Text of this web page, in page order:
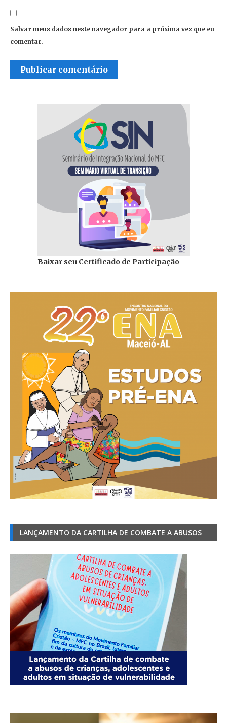
Salvar meus dados neste navegador para a próxima vez que eu
comentar.
Baixar seu Certificado de Participação
LANÇAMENTO DA CARTILHA DE COMBATE A ABUSOS